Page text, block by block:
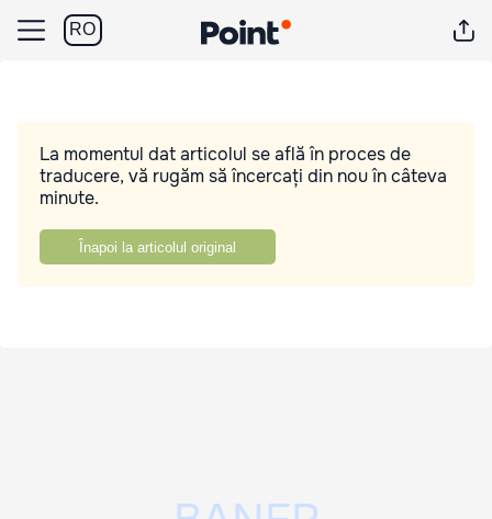
RO
La momentul dat articolul se află în proces de
traducere, vă rugăm să încercați din nou în câteva
minute.
Înapoi la articolul original